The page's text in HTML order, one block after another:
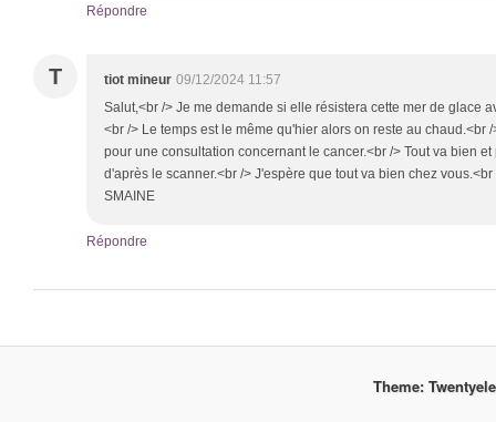
Répondre
T tiot mineur 09/12/2024 11:57
Salut,<br /> Je me demande si elle résistera cette mer de glace
<br /> Le temps est le même qu'hier alors on reste au chaud.<br
pour une consultation concernant le cancer.<br /> Tout va bien
d'après le scanner.<br /> J'espère que tout va bien chez
SMAINE
Répondre
Theme: